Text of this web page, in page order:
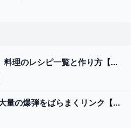
【ティアキン】料理のレシピ一覧と作り方【ゼルダの伝説ティアーズオブザキングダム】 - アルテマ
【ティアキン】ヒノックスに大量の爆弾をばらまくリンク【ゼルダの伝説 ティアーズ オブ ザ キングダム】 - YouTube